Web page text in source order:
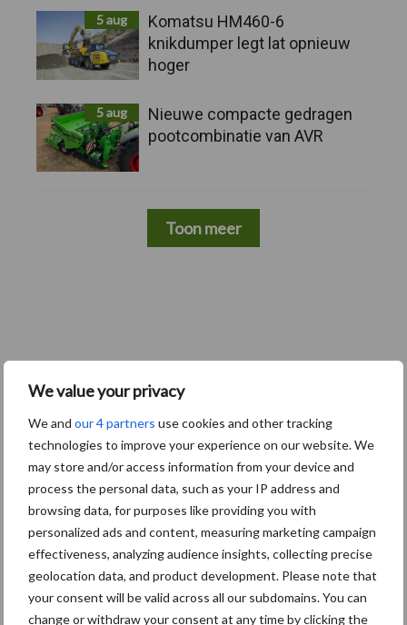
We value your privacy
We and our 4 partners use cookies and other tracking
technologies to improve your experience on our website. We
may store and/or access information from your device and
process the personal data, such as your IP address and
browsing data, for purposes like providing you with
personalized ads and content, measuring marketing campaign
effectiveness, analyzing audience insights, collecting precise
geolocation data, and product development. Please note that
your consent will be valid across all our subdomains. You can
change or withdraw your consent at any time by clicking the
5 aug
Komatsu HM460-6
knikdumper legt lat opnieuw
hoger
5 aug
Nieuwe compacte gedragen
pootcombinatie van AVR
Toon meer
Zoeken...
Zoek
Recente berichten
“Hoge verwachtingen van schijven voor kouters”